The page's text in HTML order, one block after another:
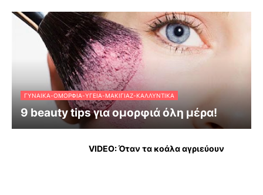
ΓΥΝΑΊΚΑ-ΟΜΟΡΦΙΆ-ΥΓΕΊΑ-ΜΑΚΙΓΙΆΖ-ΚΑΛΛΥΝΤΙΚΆ
9 beauty tips για ομορφιά όλη μέρα!
VIDEO: Όταν τα κοάλα αγριεύουν